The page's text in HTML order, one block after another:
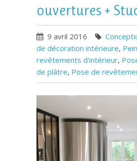
ouvertures +
9 avril 2016
de décoration intérieure,
revêtements d'intérieur,
de plâtre, Pose de